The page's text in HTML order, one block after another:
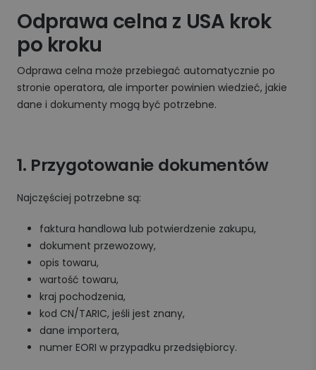
Odprawa celna z USA krok
po kroku
Odprawa celna może przebiegać automatycznie po
stronie operatora, ale importer powinien wiedzieć, jakie
dane i dokumenty mogą być potrzebne.
1. Przygotowanie dokumentów
Najczęściej potrzebne są:
faktura handlowa lub potwierdzenie zakupu,
dokument przewozowy,
opis towaru,
wartość towaru,
kraj pochodzenia,
kod CN/TARIC, jeśli jest znany,
dane importera,
numer EORI w przypadku przedsiębiorcy.